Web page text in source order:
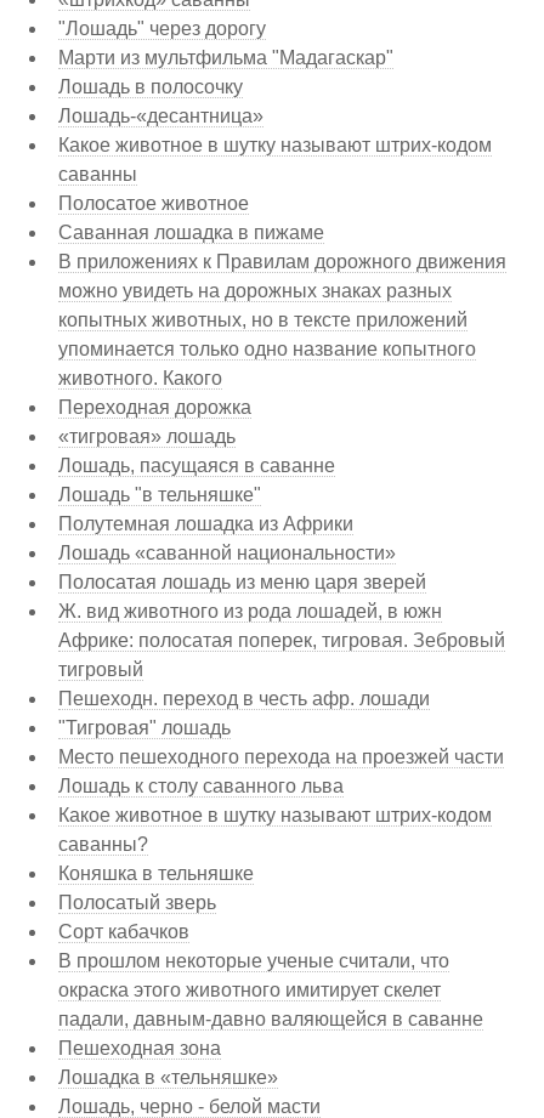
"Лошадь" через дорогу
Марти из мультфильма "Мадагаскар"
Лошадь в полосочку
Лошадь-«десантница»
Какое животное в шутку называют штрих-кодом
саванны
Полосатое животное
Саванная лошадка в пижаме
В приложениях к Правилам дорожного движения
можно увидеть на дорожных знаках разных
копытных животных, но в тексте приложений
упоминается только одно название копытного
животного. Какого
Переходная дорожка
«тигровая» лошадь
Лошадь, пасущаяся в саванне
Лошадь "в тельняшке"
Полутемная лошадка из Африки
Лошадь «саванной национальности»
Полосатая лошадь из меню царя зверей
Ж. вид животного из рода лошадей, в южн
Африке: полосатая поперек, тигровая. Зебровый
тигровый
Пешеходн. переход в честь афр. лошади
"Тигровая" лошадь
Место пешеходного перехода на проезжей части
Лошадь к столу саванного льва
Какое животное в шутку называют штрих-кодом
саванны?
Коняшка в тельняшке
Полосатый зверь
Сорт кабачков
В прошлом некоторые ученые считали, что
окраска этого животного имитирует скелет
падали, давным-давно валяющейся в саванне
Пешеходная зона
Лошадка в «тельняшке»
Лошадь, черно - белой масти